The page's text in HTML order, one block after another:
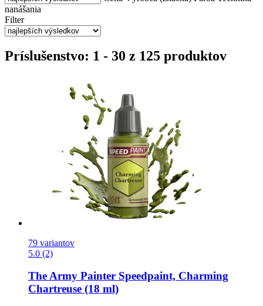
nanášania
Filter
Príslušenstvo: 1 - 30 z 125 produktov
79 variantov
5.0 (2)
The Army Painter Speedpaint, Charming
Chartreuse (18 ml)